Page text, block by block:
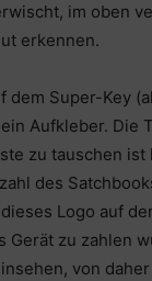
im oben
erkennen.
dem Super-Key
Aufkleber. Die
zu tauschen
des
Logo auf
Gerät zu zahlen
von